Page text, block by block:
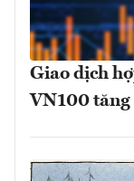
Giao dịch
VN100